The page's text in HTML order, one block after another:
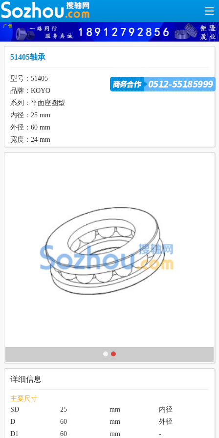
51405轴承
型号：51405
品牌：KOYO
系列：平面座圈型
内径：25 mm
外径：60 mm
宽度：24 mm
详细信息
主要尺寸
SD
25 mm
内径
D
60 mm
外径
D1
60 mm -